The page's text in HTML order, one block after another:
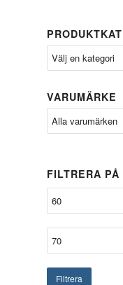
VARUMÄRKE
FILTRERA PÅ
Filtrera